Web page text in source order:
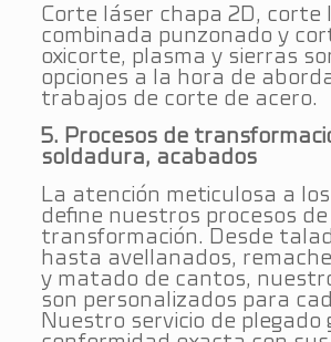
Corte láser chapa 2D, corte
combinada punzonado y
oxicorte, plasma y sierras
opciones a la hora de
trabajos de corte de acero.
5. Procesos de
soldadura, acabados
La atención meticulosa a
define nuestros procesos de
transformación. Desde
hasta avellanados,
y matado de cantos,
son personalizados para
Nuestro servicio de plegado